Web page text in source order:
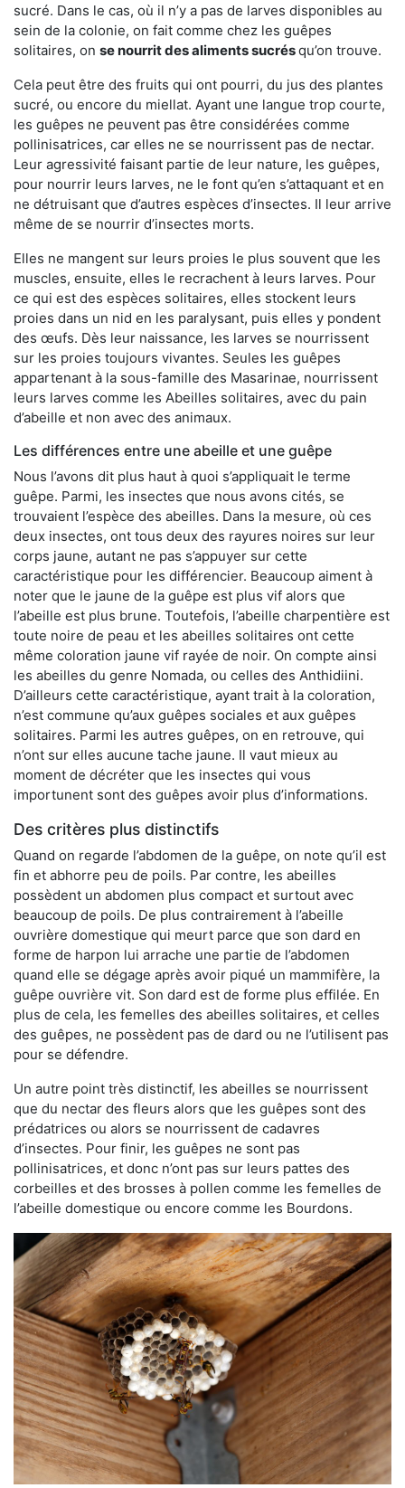
sucré. Dans le cas, où il n’y a pas de larves disponibles au
sein de la colonie, on fait comme chez les guêpes
solitaires, on se nourrit des aliments sucrésqu’on trouve.
Cela peut être des fruits qui ont pourri, du jus des plantes
sucré, ou encore du miellat. Ayant une langue trop courte,
les guêpes ne peuvent pas être considérées comme
pollinisatrices, car elles ne se nourrissent pas de nectar.
Leur agressivité faisant partie de leur nature, les guêpes,
pour nourrir leurs larves, ne le font qu’en s’attaquant et en
ne détruisant que d’autres espèces d’insectes. Il leur arrive
même de se nourrir d’insectes morts.
Elles ne mangent sur leurs proies le plus souvent que les
muscles, ensuite, elles le recrachent à leurs larves. Pour
ce qui est des espèces solitaires, elles stockent leurs
proies dans un nid en les paralysant, puis elles y pondent
des œufs. Dès leur naissance, les larves se nourrissent
sur les proies toujours vivantes. Seules les guêpes
appartenant à la sous-famille des Masarinae, nourrissent
leurs larves comme les Abeilles solitaires, avec du pain
d’abeille et non avec des animaux.
Les différences entre une abeille et une guêpe
Nous l’avons dit plus haut à quoi s’appliquait le terme
guêpe. Parmi, les insectes que nous avons cités, se
trouvaient l’espèce des abeilles. Dans la mesure, où ces
deux insectes, ont tous deux des rayures noires sur leur
corps jaune, autant ne pas s’appuyer sur cette
caractéristique pour les différencier. Beaucoup aiment à
noter que le jaune de la guêpe est plus vif alors que
l’abeille est plus brune. Toutefois, l’abeille charpentière est
toute noire de peau et les abeilles solitaires ont cette
même coloration jaune vif rayée de noir. On compte ainsi
les abeilles du genre Nomada, ou celles des Anthidiini.
D’ailleurs cette caractéristique, ayant trait à la coloration,
n’est commune qu’aux guêpes sociales et aux guêpes
solitaires. Parmi les autres guêpes, on en retrouve, qui
n’ont sur elles aucune tache jaune. Il vaut mieux au
moment de décréter que les insectes qui vous
importunent sont des guêpes avoir plus d’informations.
Des critères plus distinctifs
Quand on regarde l’abdomen de la guêpe, on note qu’il est
fin et abhorre peu de poils. Par contre, les abeilles
possèdent un abdomen plus compact et surtout avec
beaucoup de poils. De plus contrairement à l’abeille
ouvrière domestique qui meurt parce que son dard en
forme de harpon lui arrache une partie de l’abdomen
quand elle se dégage après avoir piqué un mammifère, la
guêpe ouvrière vit. Son dard est de forme plus effilée. En
plus de cela, les femelles des abeilles solitaires, et celles
des guêpes, ne possèdent pas de dard ou ne l’utilisent pas
pour se défendre.
Un autre point très distinctif, les abeilles se nourrissent
que du nectar des fleurs alors que les guêpes sont des
prédatrices ou alors se nourrissent de cadavres
d’insectes. Pour finir, les guêpes ne sont pas
pollinisatrices, et donc n’ont pas sur leurs pattes des
corbeilles et des brosses à pollen comme les femelles de
l’abeille domestique ou encore comme les Bourdons.